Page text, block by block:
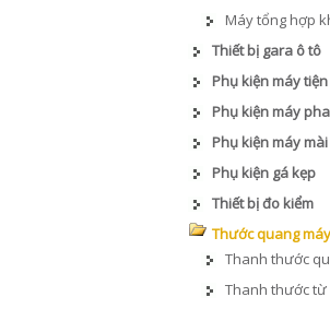
Máy tổng hợp
Thiết bị gara ô tô
Phụ kiện máy tiện
Phụ kiện máy
Phụ kiện máy
Phụ kiện gá kẹp
Thiết bị đo kiểm
Thước quang
Thanh thước
Thanh thước từ